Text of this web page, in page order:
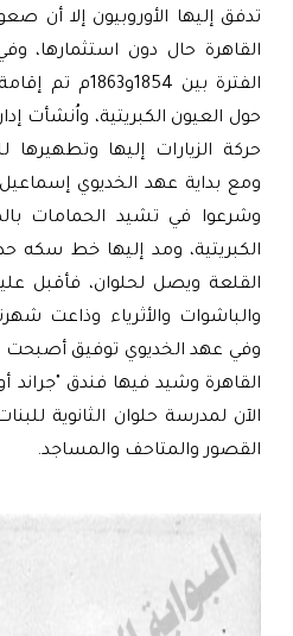
تدفق إليها الأوروبيون إلا أن
القاهرة حال دون استثمارها،
الفترة بين
حول العيون الكبريتية، واُنشأت
حركة الزيارات إليها
ومع بداية عهد الخديوي إسماعيل
وشرعوا في تشيد الحمامات
الكبريتية، ومد إليها خط سكه
القلعة ويصل لحلوان، فأقبل
والباشوات والأثرياء وذاعت
وفي عهد الخديوي توفيق أصبحت
الآن لمدرسة حلوان الثانوية
القصور والمتاحف والمساجد.